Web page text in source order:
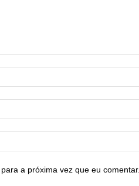
a próxima vez que eu comentar.